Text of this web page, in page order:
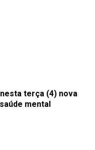
terça (4) nova
mental